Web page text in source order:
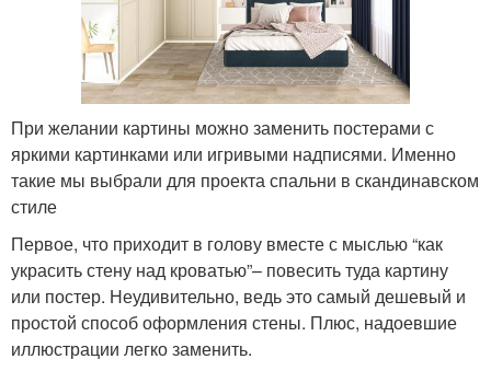
При желании картины можно заменить постерами с
яркими картинками или игривыми надписями. Именно
такие мы выбрали для проекта спальни в скандинавском
стиле
Первое, что приходит в голову вместе с мыслью “как
украсить стену над кроватью”– повесить туда картину
или постер. Неудивительно, ведь это самый дешевый и
простой способ оформления стены. Плюс, надоевшие
иллюстрации легко заменить.